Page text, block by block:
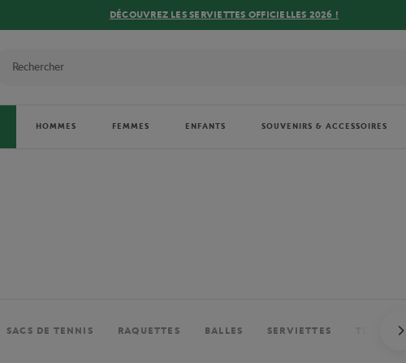
DÉCOUVREZ LES SERVIETTES OFFICIELLES 2026 !
HOMMES FEMMES ENFANTS SOUVENIRS & ACCESSOIRES
SACS DE TENNIS RAQUETTES BALLES SERVIETTES TENUES